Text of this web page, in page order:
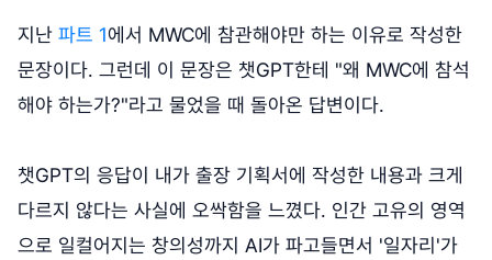
지난 파트 1에서 MWC에 참관해야만 하는 이유로 작성한
문장이다. 그런데 이 문장은 챗GPT한테 "왜 MWC에 참석
해야 하는가?"라고 물었을 때 돌아온 답변이다.
챗GPT의 응답이 내가 출장 기획서에 작성한 내용과 크게
다르지 않다는 사실에 오싹함을 느꼈다. 인간 고유의 영역
으로 일컬어지는 창의성까지 AI가 파고들면서 '일자리'가